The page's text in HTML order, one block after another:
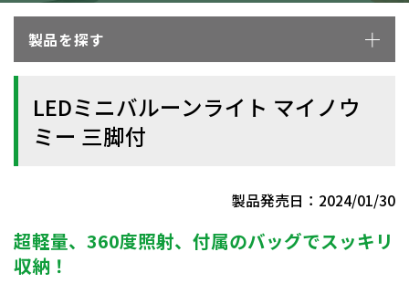
製品を探す
LEDミニバルーンライト マイノウ
ミー 三脚付
製品発売日：2024/01/30
超軽量、360度照射、付属のバッグでスッキリ
収納！